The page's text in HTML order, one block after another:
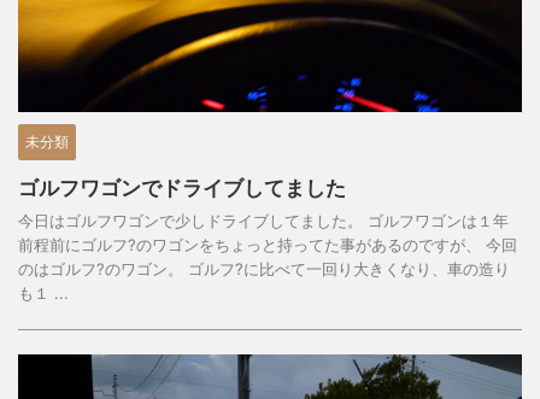
未分類
ゴルフワゴンでドライブしてました
今日はゴルフワゴンで少しドライブしてました。 ゴルフワゴンは１年
前程前にゴルフ?のワゴンをちょっと持ってた事があるのですが、 今回
のはゴルフ?のワゴン。 ゴルフ?に比べて一回り大きくなり、車の造り
も１ ...